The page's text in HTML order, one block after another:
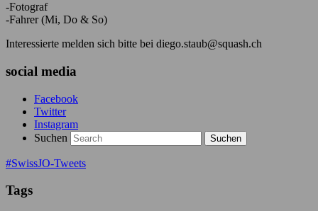
-Fotograf
-Fahrer (Mi, Do & So)
Interessierte melden sich bitte bei diego.staub@squash.ch
social media
Facebook
Twitter
Instagram
Suchen
#SwissJO-Tweets
Tags